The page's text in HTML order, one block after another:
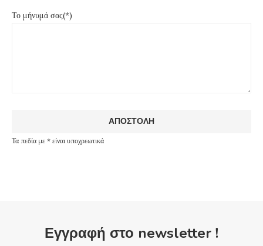
Το μήνυμά σας(*)
Τα πεδία με * είναι υποχρεωτικά
Εγγραφή στο newsletter !